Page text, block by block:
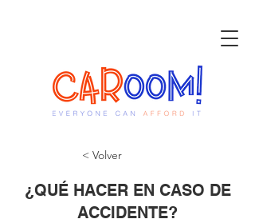
< Volver
¿QUÉ HACER EN CASO DE
ACCIDENTE?